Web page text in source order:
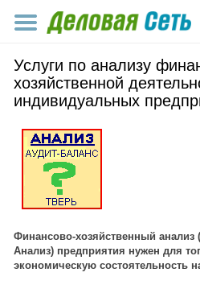
Услуги по анализу
хозяйственной
индивидуальных
Финансово-хозяйственный анализ
Анализ) предприятия нужен для
экономическую состоятельность